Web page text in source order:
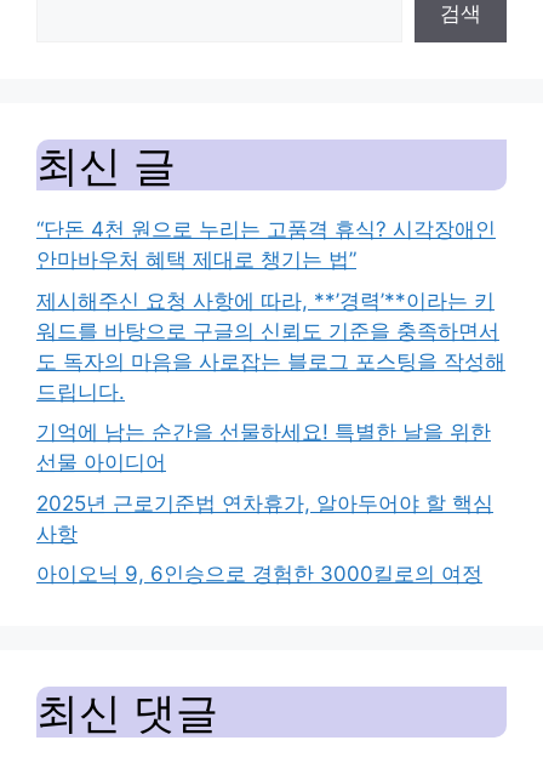
검색
최신 글
“단돈 4천 원으로 누리는 고품격 휴식? 시각장애인
안마바우처 혜택 제대로 챙기는 법”
제시해주신 요청 사항에 따라, **’경력’**이라는 키
워드를 바탕으로 구글의 신뢰도 기준을 충족하면서
도 독자의 마음을 사로잡는 블로그 포스팅을 작성해
드립니다.
기억에 남는 순간을 선물하세요! 특별한 날을 위한
선물 아이디어
2025년 근로기준법 연차휴가, 알아두어야 할 핵심
사항
아이오닉 9, 6인승으로 경험한 3000킬로의 여정
최신 댓글